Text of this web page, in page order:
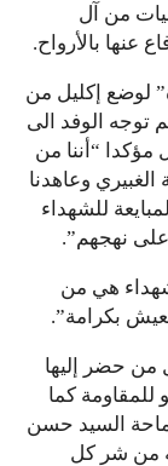
من آل
عنها بالأرواح.
لوضع إكليل من
توجه الوفد الى
مؤكدا “أننا من
وعاهدنا
للشهداء
نهجهم”.
هي من
بكرامة”.
من حضر إليها
للمقاومة كما
السيد حسن
من شر كل